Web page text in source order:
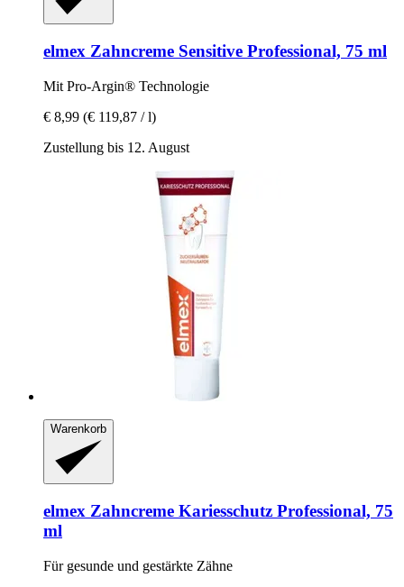
elmex Zahncreme Sensitive Professional, 75 ml
Mit Pro-​Argin® Technologie
€ 8,99 (€ 119,87 / l)
Zustellung bis 12. August
Warenkorb
elmex Zahncreme Kariesschutz Professional, 75
ml
Für gesunde und gestärkte Zähne